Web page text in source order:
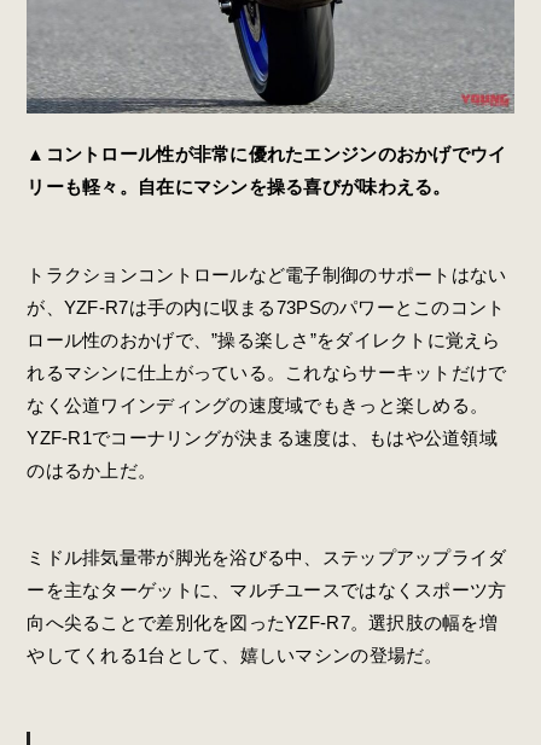
▲コントロール性が非常に優れたエンジンのおかげでウイ
リーも軽々。自在にマシンを操る喜びが味わえる。
トラクションコントロールなど電子制御のサポートはない
が、YZF-R7は手の内に収まる73PSのパワーとこのコント
ロール性のおかげで、”操る楽しさ”をダイレクトに覚えら
れるマシンに仕上がっている。これならサーキットだけで
なく公道ワインディングの速度域でもきっと楽しめる。
YZF-R1でコーナリングが決まる速度は、もはや公道領域
のはるか上だ。
ミドル排気量帯が脚光を浴びる中、ステップアップライダ
ーを主なターゲットに、マルチユースではなくスポーツ方
向へ尖ることで差別化を図ったYZF-R7。選択肢の幅を増
やしてくれる1台として、嬉しいマシンの登場だ。